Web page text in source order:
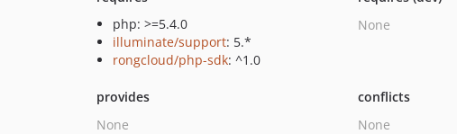
php: >=5.4.0
illuminate/support: 5.*
rongcloud/php-sdk: ^1.0
None
provides
None
conflicts
None